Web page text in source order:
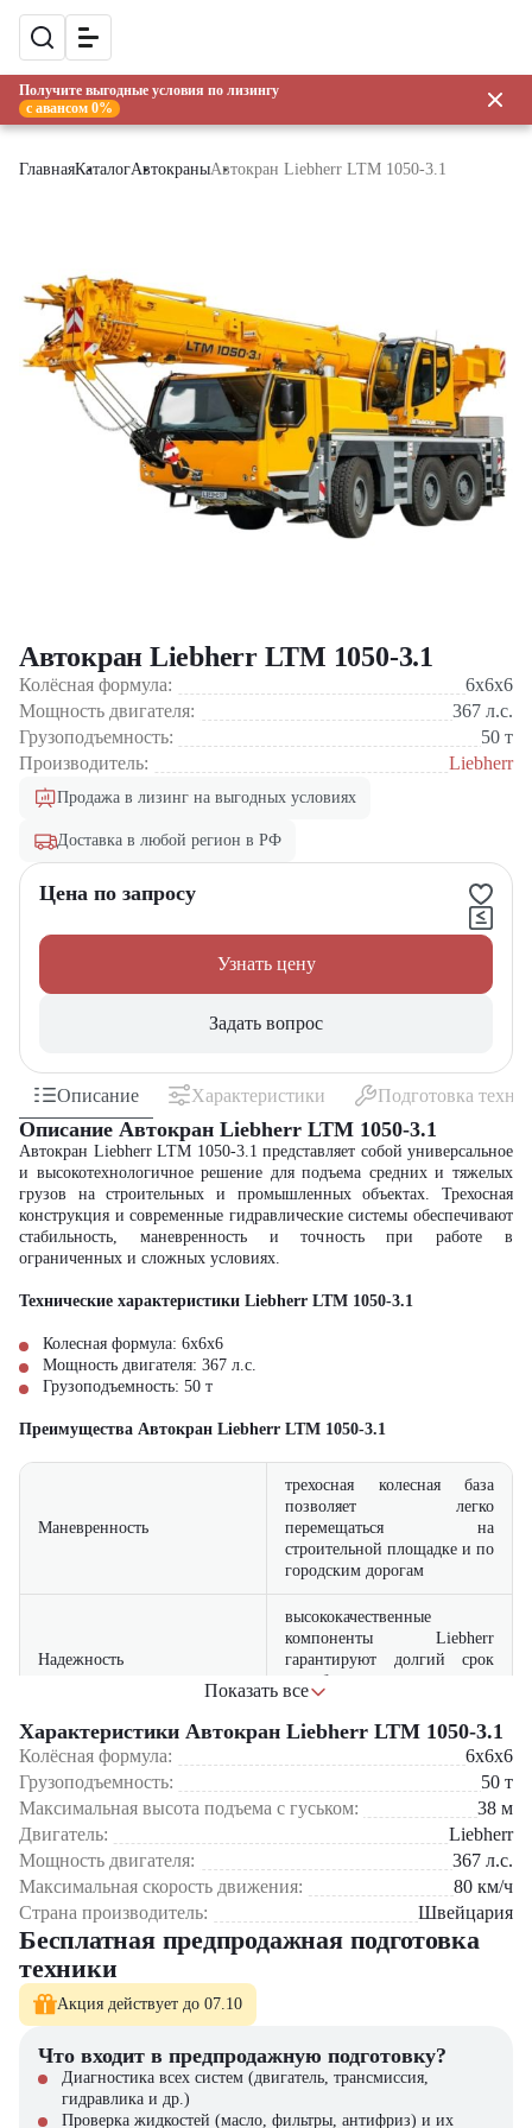
Получите выгодные условия по лизингу
с авансом 0%
ГлавнаяКаталогАвтокраныАвтокран Liebherr LTM 1050-3.1
Автокран Liebherr LTM 1050-3.1
Колёсная формула:
6x6x6
Мощность двигателя:
367 л.с.
Грузоподъемность:
50 т
Производитель:
Liebherr
Продажа в лизинг на выгодных условиях
Доставка в любой регион в РФ
Цена по запросу
Узнать цену
Задать вопрос
Описание Характеристики Подготовка
Описание Автокран Liebherr LTM 1050-3.1
Автокран Liebherr LTM 1050-3.1 представляет собой универсальное
и высокотехнологичное решение для подъема средних и тяжелых
грузов на строительных и промышленных объектах. Трехосная
конструкция и современные гидравлические системы обеспечивают
стабильность, маневренность и точность при работе в
ограниченных и сложных условиях.
Технические характеристики Liebherr LTM 1050-3.1
Колесная формула: 6x6x6
Мощность двигателя: 367 л.с.
Грузоподъемность: 50 т
Преимущества Автокран Liebherr LTM 1050-3.1
Маневренность
трехосная колесная база
позволяет легко
перемещаться на
строительной площадке и по
городским дорогам
Надежность
высококачественные
компоненты Liebherr
гарантируют долгий срок
службы и минимальные
эксплуатационные расходы
Точность
современные системы
управления обеспечивают
аккуратный и безопасный
подъем грузов
Гибкость
возможность работы с
разнообразными грузами и
на сложных объектах
Экономичность
оптимизированный
Где применяется Автокран Liebherr LTM 1050-3.1?
Монтаж строительных конструкций и оборудования на
Показать все
Характеристики Автокран Liebherr LTM 1050-3.1
Колёсная формула:
6x6x6
Грузоподъемность:
50 т
Максимальная высота подъема с гуськом:
38 м
Двигатель:
Liebherr
Мощность двигателя:
367 л.с.
Максимальная скорость движения:
80 км/ч
Страна производитель:
Швейцария
Бесплатная предпродажная подготовка
техники
Акция действует до 07.10
Что входит в предпродажную подготовку?
Диагностика всех систем (двигатель, трансмиссия,
гидравлика и др.)
Проверка жидкостей (масло, фильтры, антифриз) и их